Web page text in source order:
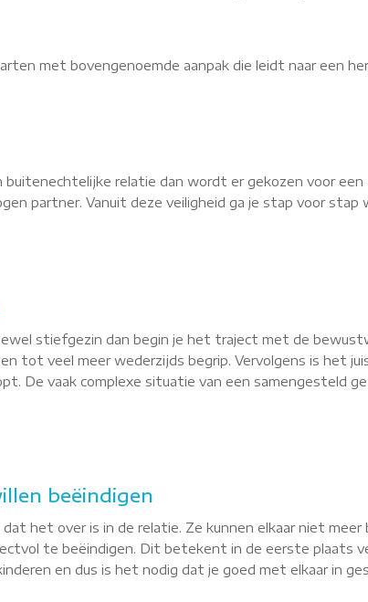
met bovengenoemde aanpak die leidt naar een
relatie dan wordt er gekozen voor een
partner. Vanuit deze veiligheid ga je stap voor stap
stiefgezin dan begin je het traject met de
tot veel meer wederzijds begrip. Vervolgens is het
De vaak complexe situatie van een samengesteld
beëindigen
het over is in de relatie. Ze kunnen elkaar niet meer
te beëindigen. Dit betekent in de eerste plaats
en dus is het nodig dat je goed met elkaar in